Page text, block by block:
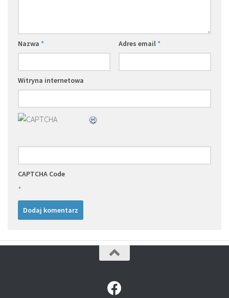
Nazwa * Adres email*
Witryna internetowa
CAPTCHA Code
*